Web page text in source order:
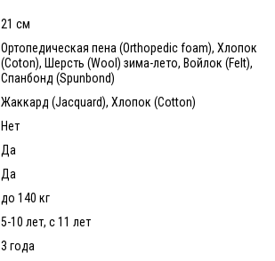
21 см
Ортопедическая пена (Orthopedic foam), Хлопок
(Coton), Шерсть (Wool) зима-лето, Войлок (Felt),
Спанбонд (Spunbond)
Жаккард (Jacquard), Хлопок (Cotton)
Нет
Да
Да
до 140 кг
5-10 лет, с 11 лет
3 года